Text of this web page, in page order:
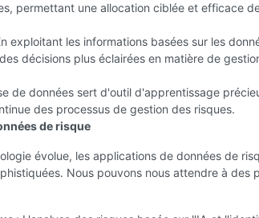
permettant une allocation ciblée et efficace
exploitant les informations basées sur les
décisions plus éclairées en matière de
de données sert d'outil d'apprentissage
des processus de gestion des risques.
de risque
évolue, les applications de données de
Nous pouvons nous attendre à des